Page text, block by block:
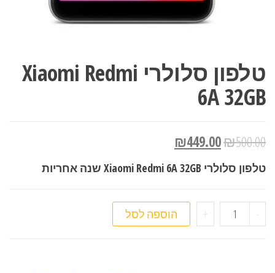
טלפון סלולרי Xiaomi Redmi
6A 32GB
₪500.00
₪449.00
טלפון סלולרי Xiaomi Redmi 6A 32GB שנה אחריות
- כמות של טלפון סלולרי Xiaomi Redmi 6A 32GB
+ הוספה לסל